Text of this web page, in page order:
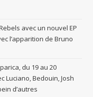
avec un nouvel EP
l’apparition de Bruno
du 19 au 20
Luciano, Bedouin, Josh
d’autres